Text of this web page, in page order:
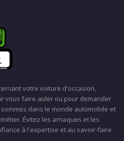
votre voiture d'occasion,
vous faire aider ou pour demander
dans le monde automobile et
Évitez les arnaques et les
à l'expertise et au savoir-faire